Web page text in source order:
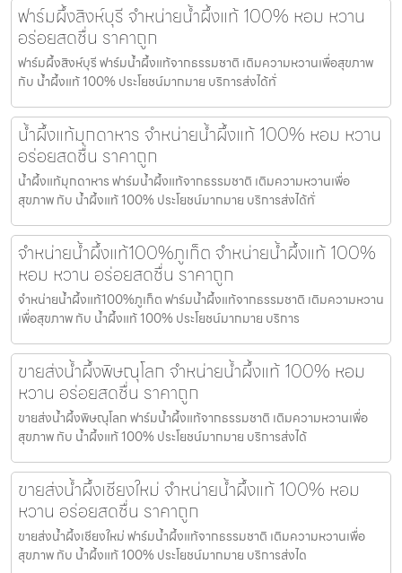
ฟาร์มผึ้งสิงห์บุรี จำหน่ายน้ำผึ้งแท้ 100% หอม หวาน
อร่อยสดชื่น ราคาถูก
ฟาร์มผึ้งสิงห์บุรี ฟาร์มน้ำผึ้งแท้จากธรรมชาติ เติมความหวานเพื่อสุขภาพ
กับ น้ำผึ้งแท้ 100% ประโยชน์มากมาย บริการส่งได้ทั่
น้ำผึ้งแท้มุกดาหาร จำหน่ายน้ำผึ้งแท้ 100% หอม หวาน
อร่อยสดชื่น ราคาถูก
น้ำผึ้งแท้มุกดาหาร ฟาร์มน้ำผึ้งแท้จากธรรมชาติ เติมความหวานเพื่อ
สุขภาพ กับ น้ำผึ้งแท้ 100% ประโยชน์มากมาย บริการส่งได้ทั่
จำหน่ายน้ำผึ้งแท้100%ภูเก็ต จำหน่ายน้ำผึ้งแท้ 100%
หอม หวาน อร่อยสดชื่น ราคาถูก
จำหน่ายน้ำผึ้งแท้100%ภูเก็ต ฟาร์มน้ำผึ้งแท้จากธรรมชาติ เติมความหวาน
เพื่อสุขภาพ กับ น้ำผึ้งแท้ 100% ประโยชน์มากมาย บริการ
ขายส่งน้ำผึ้งพิษณุโลก จำหน่ายน้ำผึ้งแท้ 100% หอม
หวาน อร่อยสดชื่น ราคาถูก
ขายส่งน้ำผึ้งพิษณุโลก ฟาร์มน้ำผึ้งแท้จากธรรมชาติ เติมความหวานเพื่อ
สุขภาพ กับ น้ำผึ้งแท้ 100% ประโยชน์มากมาย บริการส่งได้
ขายส่งน้ำผึ้งเชียงใหม่ จำหน่ายน้ำผึ้งแท้ 100% หอม
หวาน อร่อยสดชื่น ราคาถูก
ขายส่งน้ำผึ้งเชียงใหม่ ฟาร์มน้ำผึ้งแท้จากธรรมชาติ เติมความหวานเพื่อ
สุขภาพ กับ น้ำผึ้งแท้ 100% ประโยชน์มากมาย บริการส่งได